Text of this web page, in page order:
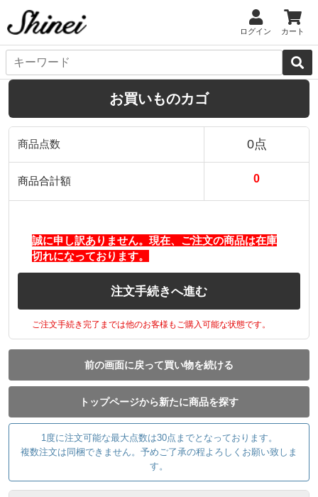
ログイン カート
お買いものカゴ
商品点数 0点
商品合計額 0
誠に申し訳ありません。現在、ご注文の商品は在庫
切れになっております。
注文手続きへ進む
ご注文手続き完了までは他のお客様もご購入可能な状態です。
前の画面に戻って買い物を続ける
トップページから新たに商品を探す
1度に注文可能な最大点数は30点までとなっております。
複数注文は同梱できません。予めご了承の程よろしくお願い致しま
す。